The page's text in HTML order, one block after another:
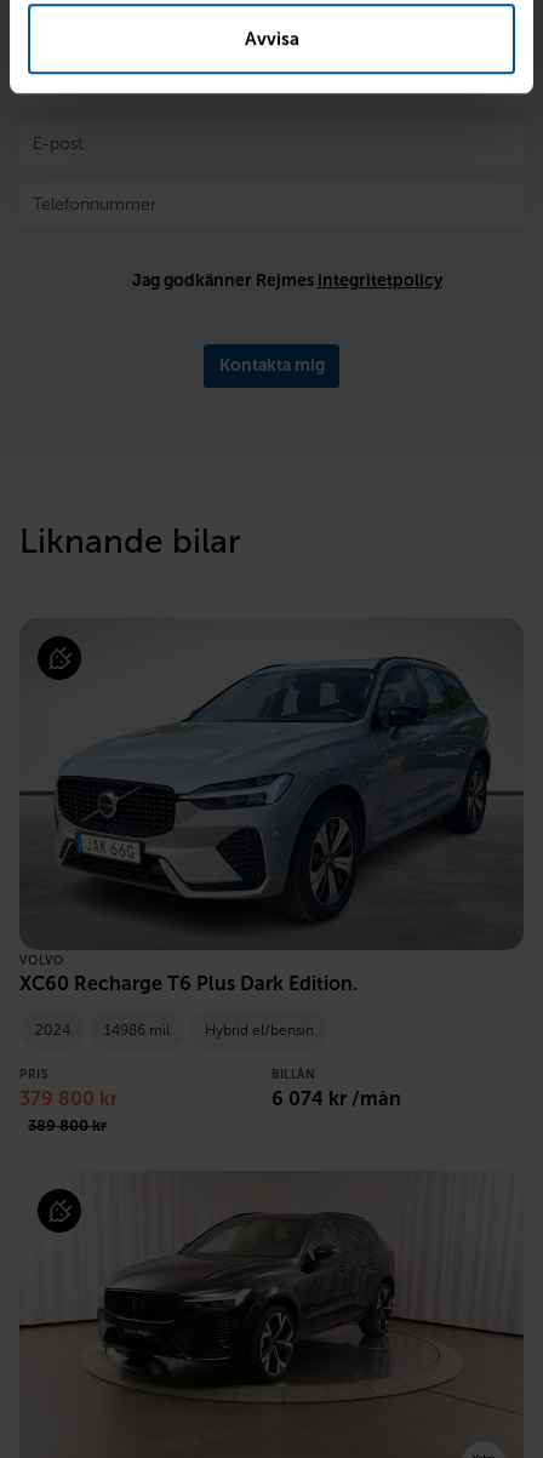
Avvisa
Jag godkänner Rejmes integritetpolicy
Kontakta mig
Liknande bilar
VOLVO
XC60 Recharge T6 Plus Dark Edition.
2024 14986 mil Hybrid el/bensin
PRIS
379 800 kr
389 800 kr
BILLÅN
6 074 kr /mån